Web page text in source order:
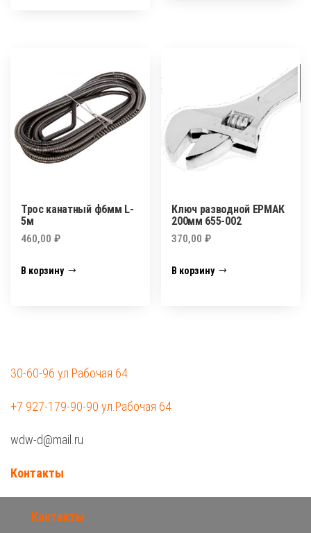
Трос канатный ф6мм L-
5м
460,00 ₽
В корзину
Ключ разводной ЕРМАК
200мм 655-002
370,00₽
В корзину
30-60-96 ул.Рабочая 64
+7 927-179-90-90 ул.Рабочая 64
wdw-d@mail.ru
Контакты
Контакты